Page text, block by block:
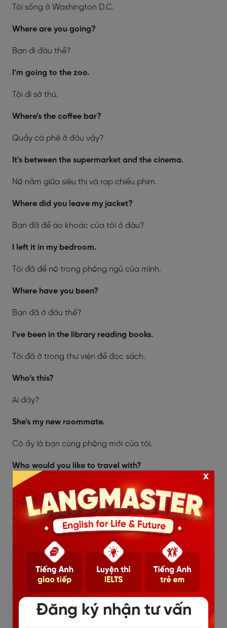
Tôi sống ở Washington D.C.
Where are you going?
Bạn đi đâu thế?
I’m going to the zoo.
Tôi đi sở thú.
Where’s the coffee bar?
Quầy cà phê ở đâu vậy?
It’s between the supermarket and the cinema.
Nó nằm giữa siêu thị và rạp chiếu phim.
Where did you leave my jacket?
Bạn đã để áo khoác của tôi ở đâu?
I left it in my bedroom.
Tôi đã để nó trong phòng ngủ của mình.
Where have you been?
Bạn đã ở đâu thế?
I’ve been in the library reading books.
Tôi đã ở trong thư viện để đọc sách.
Who’s this?
Ai đây?
She’s my new roommate.
Cô ấy là bạn cùng phòng mới của tôi.
Who would you like to travel with?
Bạn muốn đi du lịch với ai?
I would like to travel with my best friend, Kim.
Tôi muốn đi du lịch với bạn thân nhất của tôi, Kim.
Who told you that secret?
Ai đã nói cho bạn biết bí mật đó?
Jenny did. She told me everything.
Jenny đã nói. Cô ấy đã nói với tôi mọi thứ.
Đăng ký nhận tư vấn
x